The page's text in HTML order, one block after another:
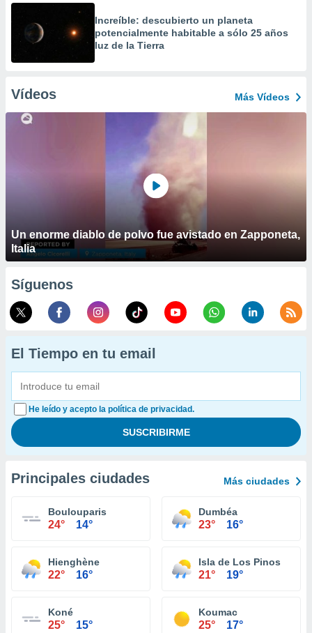
Increíble: descubierto un planeta
potencialmente habitable a sólo 25 años
luz de la Tierra
Vídeos Más Vídeos
Un enorme diablo de polvo fue avistado en Zapponeta,
Italia
Síguenos
El Tiempo en tu email
He leído y acepto la política de privacidad.
Principales ciudades Más ciudades
Boulouparis
24° 14°
Dumbéa
23° 16°
Hienghène
22° 16°
Isla de Los Pinos
21° 19°
Koné
25° 15°
Koumac
25° 17°